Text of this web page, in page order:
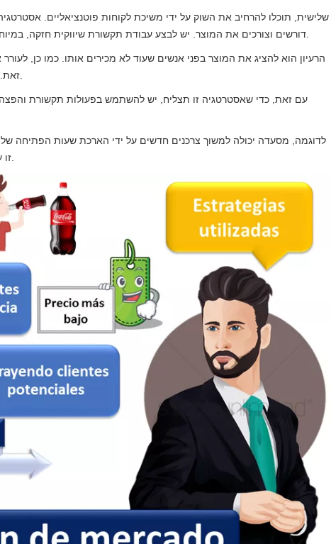
שלישית, תוכלו להרחיב את השוק על ידי משיכת לקוחות פוטנציאליים.
הרעיון הוא להציג את המוצר בפני אנשים שעוד לא מכירים אותו. כמו כן,
עם זאת, כדי שאסטרטגיה זו תצליח, יש להשתמש בפעולות תקשורת
לדוגמה, מסעדה יכולה למשוך צרכנים חדשים על ידי הארכת שעות הפתיחה